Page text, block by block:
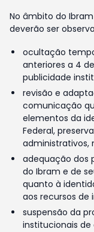
No âmbito do
deverão ser
ocultação
anteriores a 4
publicidade
revisão e
comunicação
elementos da
Federal,
administrativos,
adequação dos
do Ibram e de
quanto à
aos recursos de
suspensão da
institucionais